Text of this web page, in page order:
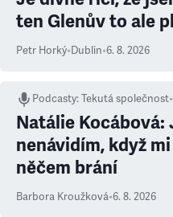
ten Glenův to ale
Petr Horký•Dublin•6. 8. 2026
Podcasty:Tekutá společnost•
Natálie Kocábová:
nenávidím, když
něčem brání
Barbora Kroužková•6. 8. 2026